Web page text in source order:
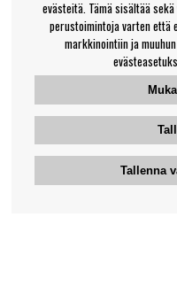
evästeitä. Tämä sisältää
perustoimintoja varten että
markkinointiin ja
Tallenna